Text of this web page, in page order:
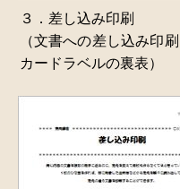
３．差し込み印刷
（文書への差し込み印
カードラベルの裏表）